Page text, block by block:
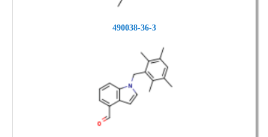
490038-36-3